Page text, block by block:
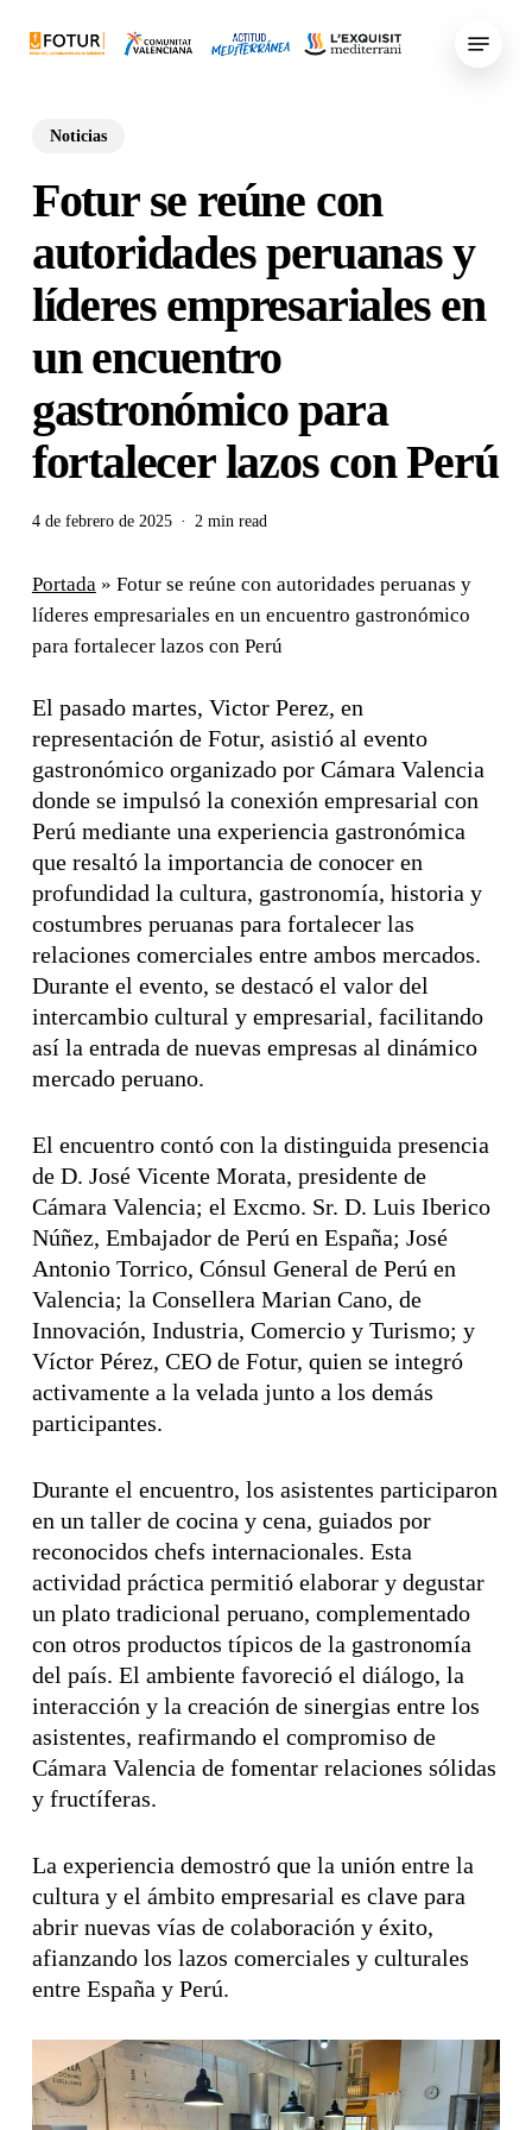
Noticias
Fotur se reúne con
autoridades peruanas y
líderes empresariales en
un encuentro
gastronómico para
fortalecer lazos con Perú
4 de febrero de 2025 2 min read
Portada » Fotur se reúne con autoridades peruanas y
líderes empresariales en un encuentro gastronómico
para fortalecer lazos con Perú
El pasado martes, Victor Perez, en
representación de Fotur, asistió al evento
gastronómico organizado por Cámara Valencia
donde se impulsó la conexión empresarial con
Perú mediante una experiencia gastronómica
que resaltó la importancia de conocer en
profundidad la cultura, gastronomía, historia y
costumbres peruanas para fortalecer las
relaciones comerciales entre ambos mercados.
Durante el evento, se destacó el valor del
intercambio cultural y empresarial, facilitando
así la entrada de nuevas empresas al dinámico
mercado peruano.
El encuentro contó con la distinguida presencia
de D. José Vicente Morata, presidente de
Cámara Valencia; el Excmo. Sr. D. Luis Iberico
Núñez, Embajador de Perú en España; José
Antonio Torrico, Cónsul General de Perú en
Valencia; la Consellera Marian Cano, de
Innovación, Industria, Comercio y Turismo; y
Víctor Pérez, CEO de Fotur, quien se integró
activamente a la velada junto a los demás
participantes.
Durante el encuentro, los asistentes participaron
en un taller de cocina y cena, guiados por
reconocidos chefs internacionales. Esta
actividad práctica permitió elaborar y degustar
un plato tradicional peruano, complementado
con otros productos típicos de la gastronomía
del país. El ambiente favoreció el diálogo, la
interacción y la creación de sinergias entre los
asistentes, reafirmando el compromiso de
Cámara Valencia de fomentar relaciones sólidas
y fructíferas.
La experiencia demostró que la unión entre la
cultura y el ámbito empresarial es clave para
abrir nuevas vías de colaboración y éxito,
afianzando los lazos comerciales y culturales
entre España y Perú.